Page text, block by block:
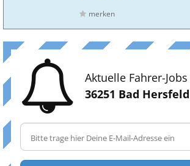
merken
Aktuelle Fahrer-
36251 Bad Hersfeld